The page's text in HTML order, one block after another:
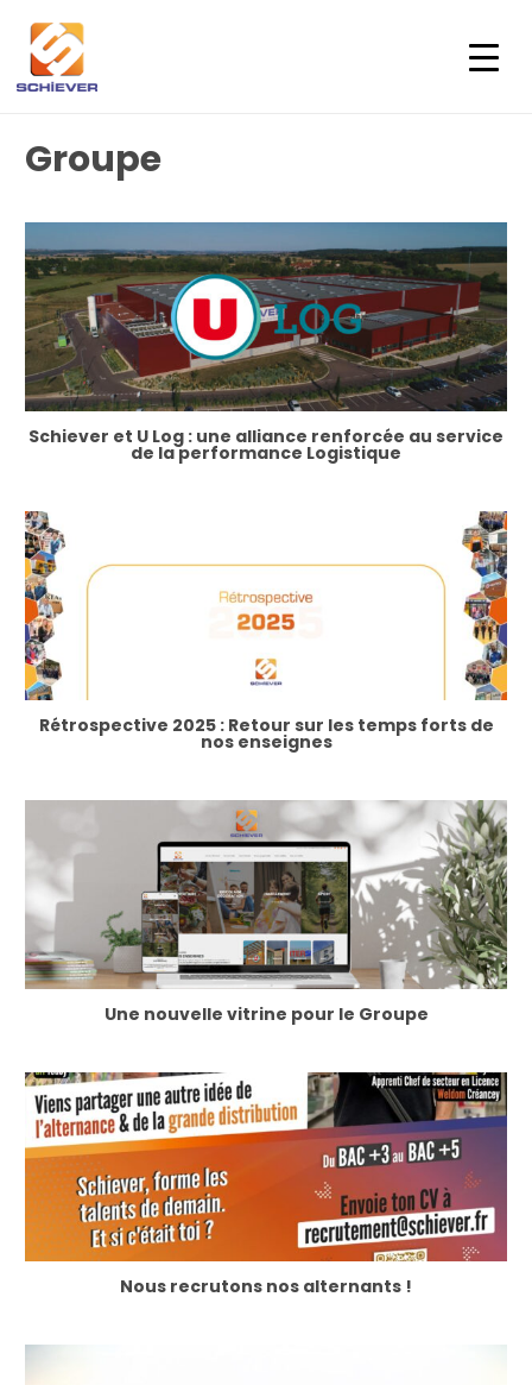
Groupe
Schiever et U Log : une alliance renforcée au service
de la performance Logistique
Rétrospective 2025 : Retour sur les temps forts de
nos enseignes
Une nouvelle vitrine pour le Groupe
Nous recrutons nos alternants !